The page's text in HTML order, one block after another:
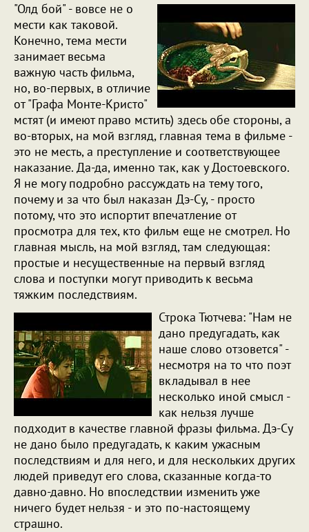
"Олд бой" - вовсе не о
мести как таковой.
Конечно, тема мести
занимает весьма
важную часть фильма,
но, во-первых, в отличие
от "Графа Монте-Кристо"
мстят (и имеют право мстить) здесь обе стороны, а
во-вторых, на мой взгляд, главная тема в фильме -
это не месть, а преступление и соответствующее
наказание. Да-да, именно так, как у Достоевского.
Я не могу подробно рассуждать на тему того,
почему и за что был наказан Дэ-Су, - просто
потому, что это испортит впечатление от
просмотра для тех, кто фильм еще не смотрел. Но
главная мысль, на мой взгляд, там следующая:
простые и несущественные на первый взгляд
слова и поступки могут приводить к весьма
тяжким последствиям.
Строка Тютчева: "Нам не
дано предугадать, как
наше слово отзовется" -
несмотря на то что поэт
вкладывал в нее
несколько иной смысл -
как нельзя лучше
подходит в качестве главной фразы фильма. Дэ-Су
не дано было предугадать, к каким ужасным
последствиям и для него, и для нескольких других
людей приведут его слова, сказанные когда-то
давно-давно. Но впоследствии изменить уже
ничего будет нельзя - и это по-настоящему
страшно.